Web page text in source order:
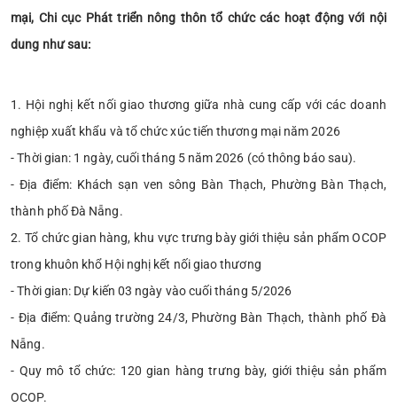
mại, Chi cục Phát triển nông thôn tổ chức các hoạt động với nội
dung như sau:
1. Hội nghị kết nối giao thương giữa nhà cung cấp với các doanh
nghiệp xuất khẩu và tổ chức xúc tiến thương mại năm 2026
- Thời gian: 1 ngày, cuối tháng 5 năm 2026 (có thông báo sau).
- Địa điểm: Khách sạn ven sông Bàn Thạch, Phường Bàn Thạch,
thành phố Đà Nẵng.
2. Tổ chức gian hàng, khu vực trưng bày giới thiệu sản phẩm OCOP
trong khuôn khổ Hội nghị kết nối giao thương
- Thời gian: Dự kiến 03 ngày vào cuối tháng 5/2026
- Địa điểm: Quảng trường 24/3, Phường Bàn Thạch, thành phố Đà
Nẵng.
- Quy mô tổ chức: 120 gian hàng trưng bày, giới thiệu sản phẩm
OCOP.